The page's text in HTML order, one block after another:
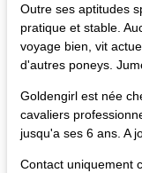
Outre ses aptitudes
pratique et stable.
voyage bien, vit
d'autres poneys.
Goldengirl est née
cavaliers
jusqu'a ses 6 ans. A
Contact uniquement